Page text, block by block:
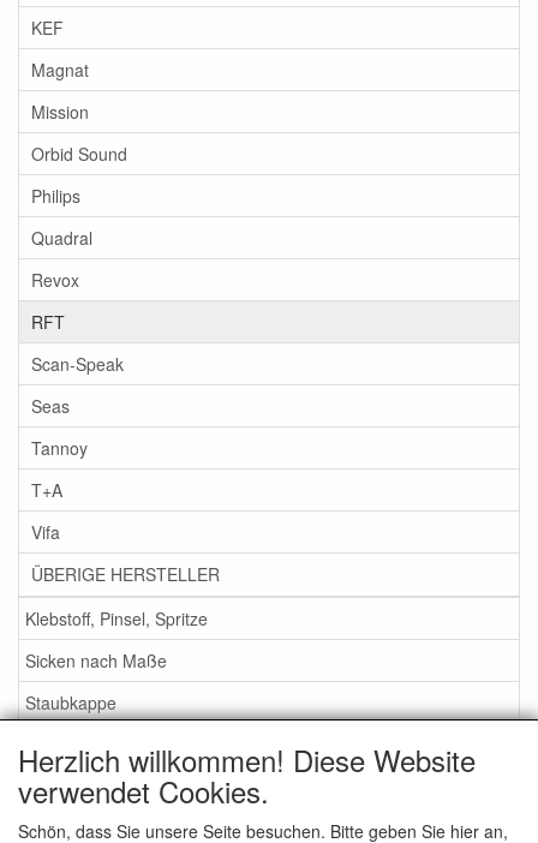
KEF
Magnat
Mission
Orbid Sound
Philips
Quadral
Revox
RFT
Scan-Speak
Seas
Tannoy
T+A
Vifa
ÜBERIGE HERSTELLER
Klebstoff, Pinsel, Spritze
Sicken nach Maße
Staubkappe
Service
Herzlich willkommen! Diese Website
verwendet Cookies.
Schön, dass Sie unsere Seite besuchen. Bitte geben Sie hier an,